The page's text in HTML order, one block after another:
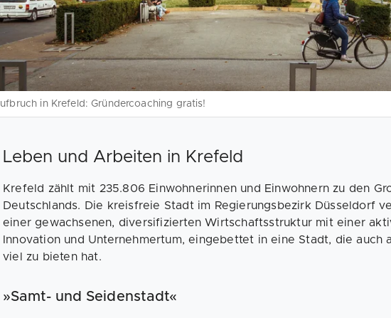
in Krefeld: Gründercoaching gratis!
Leben und Arbeiten in Krefeld
Krefeld zählt mit 235.806 Einwohnerinnen und Einwohnern zu den
Deutschlands. Die kreisfreie Stadt im Regierungsbezirk Düsseldorf
einer gewachsenen, diversifizierten Wirtschaftsstruktur mit einer
Innovation und Unternehmertum, eingebettet in eine Stadt, die auch
viel zu bieten hat.
»Samt- und Seidenstadt«